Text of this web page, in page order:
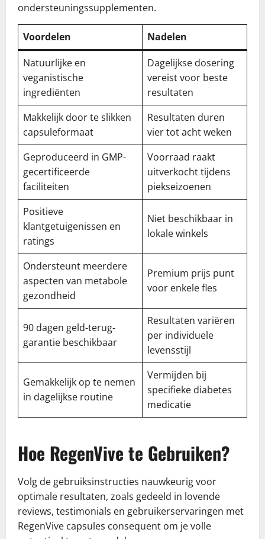
ondersteuningssupplementen.
Voordelen
Nadelen
Natuurlijke en
veganistische
ingrediënten
Dagelijkse dosering
vereist voor beste
resultaten
Makkelijk door te slikken
capsuleformaat
Resultaten duren
vier tot acht weken
Geproduceerd in GMP-
gecertificeerde
faciliteiten
Voorraad raakt
uitverkocht tijdens
piekseizoenen
Positieve
klantgetuigenissen en
ratings
Niet beschikbaar in
lokale winkels
Ondersteunt meerdere
aspecten van metabole
gezondheid
Premium prijs punt
voor enkele fles
90 dagen geld-terug-
garantie beschikbaar
Resultaten variëren
per individuele
levensstijl
Gemakkelijk op te nemen
in dagelijkse routine
Vermijden bij
specifieke diabetes
medicatie
Hoe RegenVive te Gebruiken?
Volg de gebruiksinstructies nauwkeurig voor
optimale resultaten, zoals gedeeld in lovende
reviews, testimonials en gebruikerservaringen met
RegenVive capsules consequent om je volle